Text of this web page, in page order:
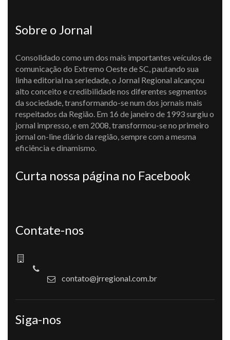
Sobre o Jornal
Consolidado como um dos mais importantes veículos de
comunicação do Extremo Oeste de SC, pautando sua
linha editorial na seriedade, o Jornal Regional alcançou
alto conceito e credibilidade nos diferentes segmentos
da sociedade, transformando-se num dos jornais mais
respeitados da Região. Em 16 de janeiro de 1993 surgiu o
jornal impresso, e em 2008, transformou-se no primeiro
jornal on-line diário da região, sempre com a mesma
eficiência e dinamismo.
Curta nossa página no Facebook
Contate-nos
contato@jrregional.com.br
Siga-nos